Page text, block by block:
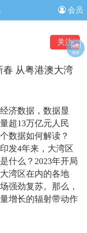
会员
关注
从粤港澳大湾
济数据，数据显
超13万亿元人民
数据如何解读？
发4年来，大湾区
什么？2023年开局
湾区在内的各地
强劲复苏。那么，
增长的辐射带动作
海报